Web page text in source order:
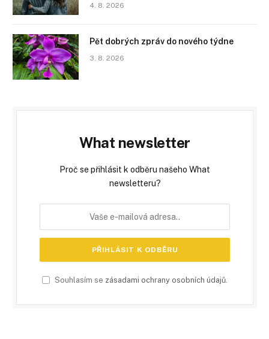
4. 8. 2026
Pět dobrých zpráv do nového týdne
3. 8. 2026
What newsletter
Proč se přihlásit k odběru našeho What
newsletteru?
Souhlasím se zásadami ochrany osobních údajů